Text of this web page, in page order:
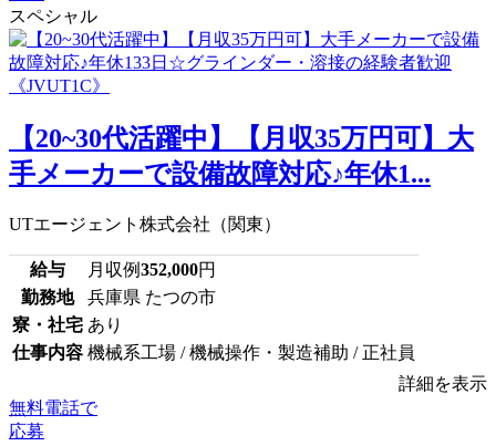
スペシャル
【20~30代活躍中】【月収35万円可】大
手メーカーで設備故障対応♪年休1...
UTエージェント株式会社（関東）
給与 月収例352,000円
勤務地
兵庫県 たつの市
寮・社宅 あり
仕事内容 機械系工場 / 機械操作・製造補助 / 正社員
詳細を表示
無料電話で
応募